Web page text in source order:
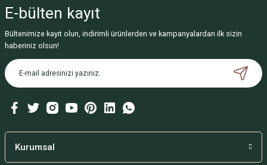
E-bülten kayıt
Bültenimize kayıt olun, indirimli ürünlerden ve kampanyalardan ilk sizin
haberiniz olsun!
Kurumsal